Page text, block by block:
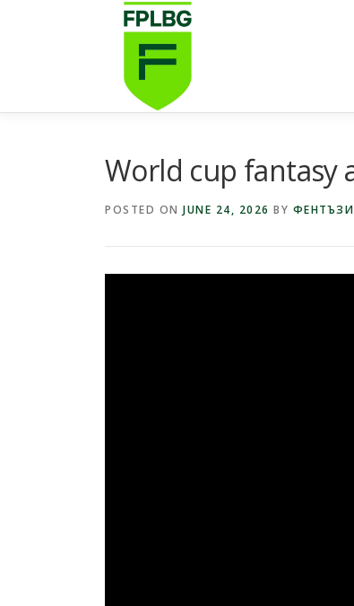
World cup fantasy
POSTED ON JUNE 24, 2026 BY